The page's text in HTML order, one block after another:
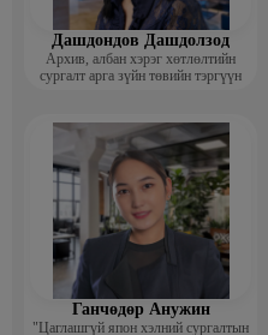
Дашдондов Дашдолзод
Архив, албан хэрэг хөтлөлтийн
сургалт арга зүйн төвийн тэргүүн
Ганчөдөр Анужин
"Цаглашгүй япон хэлний сургалтын